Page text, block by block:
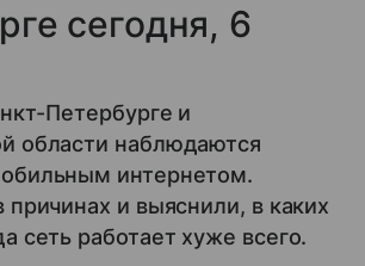
сегодня, 6
Петербурге и
области наблюдаются
интернетом.
причинах и выяснили, в каких
сеть работает хуже всего.